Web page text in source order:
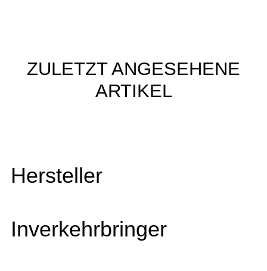
ZULETZT ANGESEHENE
ARTIKEL
Hersteller
Inverkehrbringer